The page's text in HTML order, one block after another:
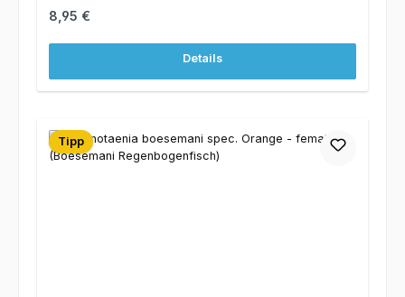
Regulärer Preis:
8,95 €
Details
Tipp